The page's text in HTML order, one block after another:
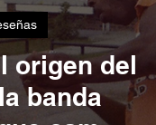
origen del
banda